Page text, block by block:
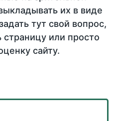
их в виде
тут свой вопрос,
или просто
сайту.